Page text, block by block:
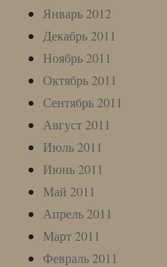
Январь 2012
Декабрь 2011
Ноябрь 2011
Октябрь 2011
Сентябрь 2011
Август 2011
Июль 2011
Июнь 2011
Май 2011
Апрель 2011
Март 2011
Февраль 2011